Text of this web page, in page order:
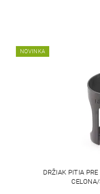
NOVINKA
DRŽIAK PITIA PRE